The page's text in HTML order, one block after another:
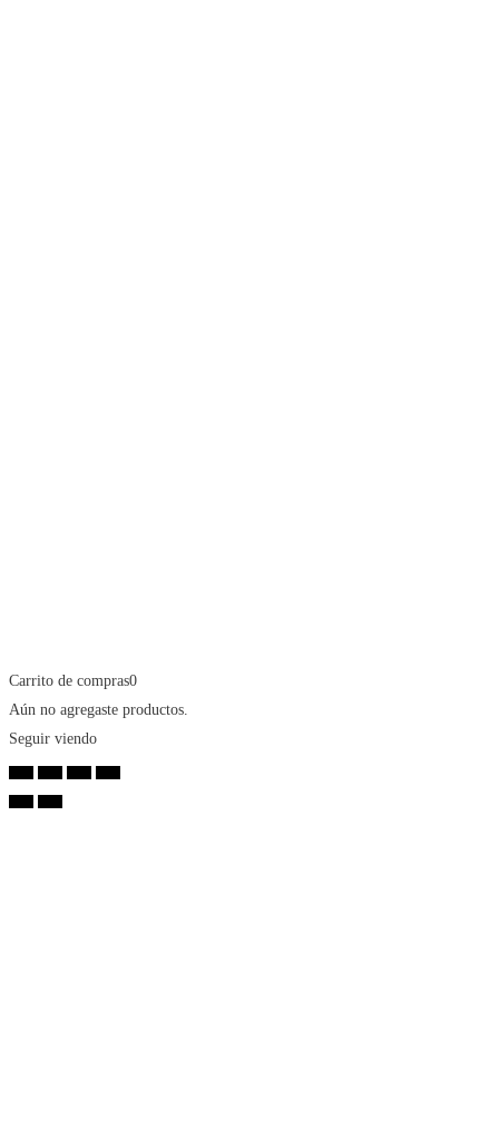
Carrito de compras0
Aún no agregaste productos.
Seguir viendo